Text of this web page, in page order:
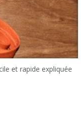
et rapide expliquée